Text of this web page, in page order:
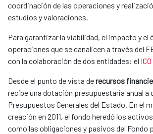
coordinación de las operaciones y
estudios y valoraciones.
Para garantizar la viabilidad, el impacto y el
operaciones que se canalicen a través del
con la colaboración de dos entidades: el ICO
Desde el punto de vista derecursos
recibe una dotación presupuestaria anual a
Presupuestos Generales del Estado. En el
creación en 2011, el fondo heredó los
como las obligaciones y pasivos del Fondo